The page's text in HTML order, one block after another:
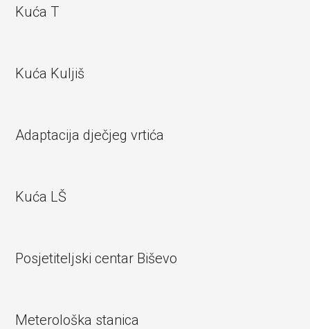
Kuća T
Kuća Kuljiš
Adaptacija dječjeg vrtića
Kuća LŠ
Posjetiteljski centar Biševo
Meterološka stanica